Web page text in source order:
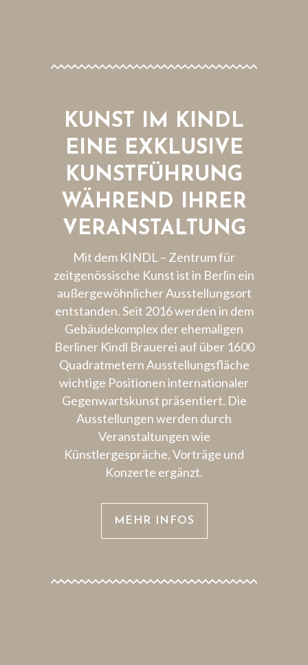
KUNST IM KINDL
EINE EXKLUSIVE
KUNSTFÜHRUNG
WÄHREND IHRER
VERANSTALTUNG
Mit dem KINDL – Zentrum für
zeitgenössische Kunst ist in Berlin ein
außergewöhnlicher Ausstellungsort
entstanden. Seit 2016 werden in dem
Gebäudekomplex der ehemaligen
Berliner Kindl Brauerei auf über 1600
Quadratmetern Ausstellungsfläche
wichtige Positionen internationaler
Gegenwartskunst präsentiert. Die
Ausstellungen werden durch
Veranstaltungen wie
Künstlergespräche, Vorträge und
Konzerte ergänzt.
MEHR INFOS